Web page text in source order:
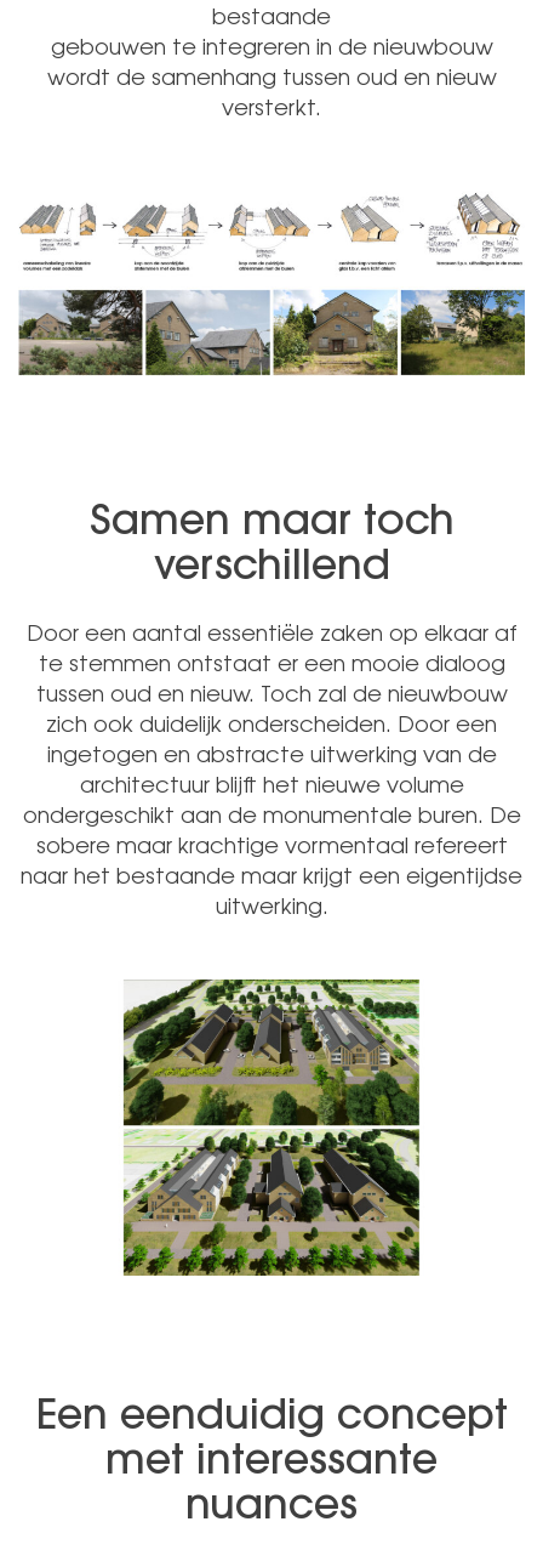
bestaande
gebouwen te integreren in de nieuwbouw
wordt de samenhang tussen oud en nieuw
versterkt.
Samen maar toch
verschillend
Door een aantal essentiële zaken op elkaar af
te stemmen ontstaat er een mooie dialoog
tussen oud en nieuw. Toch zal de nieuwbouw
zich ook duidelijk onderscheiden. Door een
ingetogen en abstracte uitwerking van de
architectuur blijft het nieuwe volume
ondergeschikt aan de monumentale buren. De
sobere maar krachtige vormentaal refereert
naar het bestaande maar krijgt een eigentijdse
uitwerking.
Een eenduidig concept
met interessante
nuances